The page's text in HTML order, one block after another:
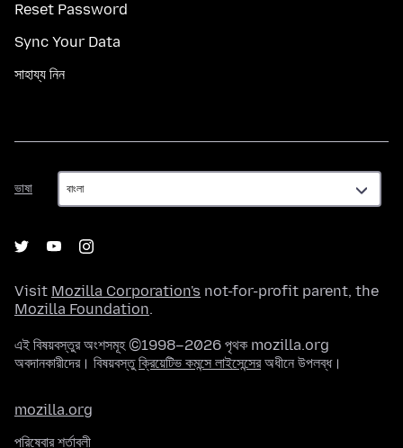
Reset Password
Sync Your Data
সাহায্য নিন
ভাষা
ভাষা
Visit Mozilla Corporation's not-for-profit parent, the
Mozilla Foundation.
এই বিষয়বস্তুর অংশসমূহ ©1998–2026 পৃথক mozilla.org
অবদানকারীদের। বিষয়বস্তুক্রিয়েটিভ কমন্সে লাইসেন্সেরঅধীনে উপলব্ধ।
mozilla.org
পরিষেবার শর্তাবলী